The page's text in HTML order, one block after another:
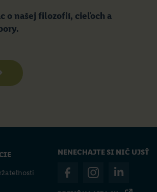
o našej filozofií, cieľoch a
NENECHAJTE SI NIČ UJSŤ